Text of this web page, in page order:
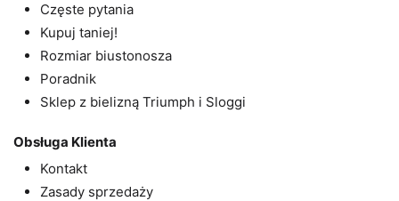
Częste pytania
Kupuj taniej!
Rozmiar biustonosza
Poradnik
Sklep z bielizną Triumph i Sloggi
Obsługa Klienta
Kontakt
Zasady sprzedaży